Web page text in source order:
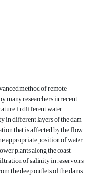
method of remote
many researchers in recent
in different water
in different layers of the dam
that is affected by the flow
appropriate position of water
plants along the coast,
of salinity in reservoirs
the deep outlets of the dams